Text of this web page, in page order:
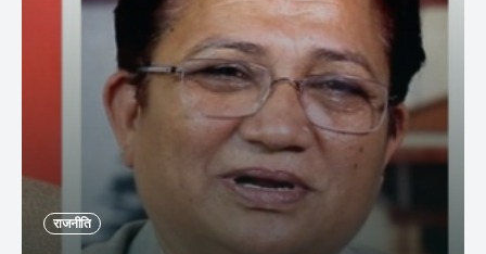
राजनीति